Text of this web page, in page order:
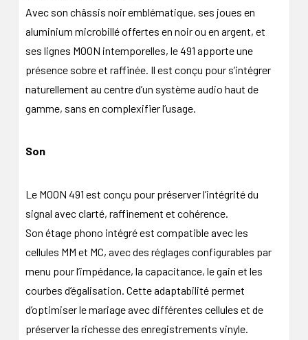
Avec son châssis noir emblématique, ses joues en
aluminium microbillé offertes en noir ou en argent, et
ses lignes MOON intemporelles, le 491 apporte une
présence sobre et raffinée. Il est conçu pour s’intégrer
naturellement au centre d’un système audio haut de
gamme, sans en complexifier l’usage.
Son
Le MOON 491 est conçu pour préserver l’intégrité du
signal avec clarté, raffinement et cohérence.
Son étage phono intégré est compatible avec les
cellules MM et MC, avec des réglages configurables par
menu pour l’impédance, la capacitance, le gain et les
courbes d’égalisation. Cette adaptabilité permet
d’optimiser le mariage avec différentes cellules et de
préserver la richesse des enregistrements vinyle.